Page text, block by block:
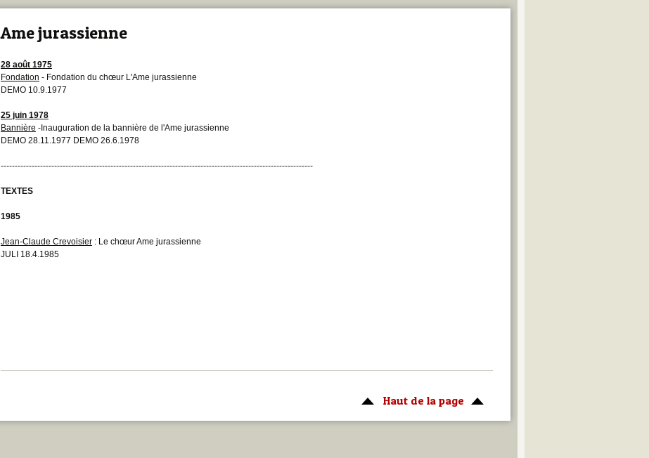
Utilisez les champs ci-dessous
Ame jurassienne
28 août 1975
Fondation - Fondation du chœur L'Ame jurassienne
DEMO 10.9.1977
25 juin 1978
Bannière -Inauguration de la bannière de l'Ame jurassienne
DEMO 28.11.1977 DEMO 26.6.1978
---------------------------------------------------------------------------------------------------------------
TEXTES
1985
Jean-Claude Crevoisier : Le chœur Ame jurassienne
JULI 18.4.1985
Haut de la page